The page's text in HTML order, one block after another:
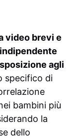
video brevi e
agli
specifico di
bambini più
la
dello